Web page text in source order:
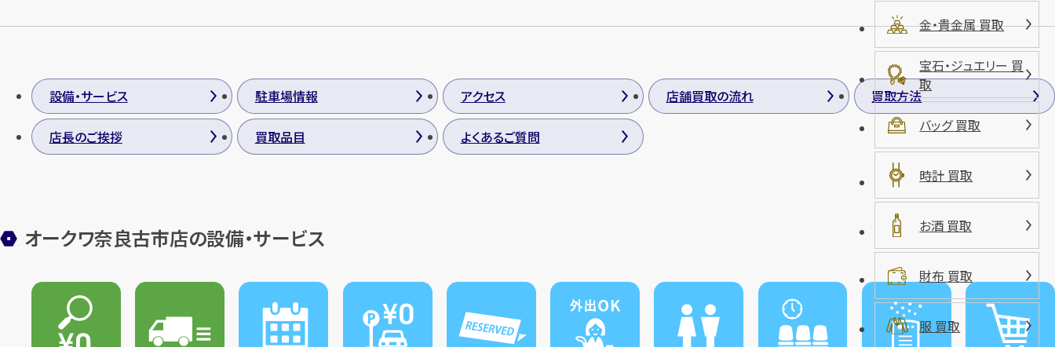
設備・サービス 駐車場情報 アクセス 店舗買取の流れ 買取方法
店長のご挨拶 買取品目 よくあるご質問
オークワ奈良古市店の設備・サービス
金・貴金属 買取
宝石・ジュエリー 買
取
バッグ 買取
時計 買取
お酒 買取
財布 買取
服 買取